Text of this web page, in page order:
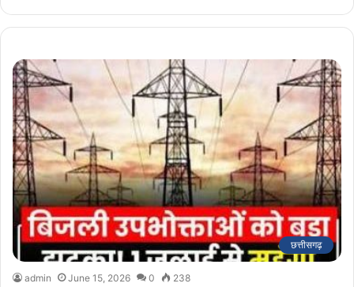
छत्तीसगढ़
admin June 15, 2026 0 238